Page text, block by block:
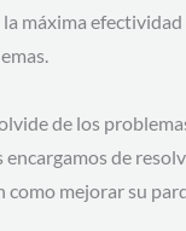
máxima
de los
de
como mejorar su